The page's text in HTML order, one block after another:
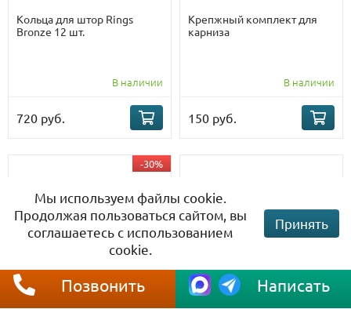
Кольца для штор Rings
Bronze 12 шт.
В наличии
720 руб.
Крепжный комплект для
карниза
В наличии
150 руб.
-30%
Позвонить Написать
Мы используем файлы cookie.
Продолжая пользоваться сайтом, вы
соглашаетесь с использованием
cookie.
Принять